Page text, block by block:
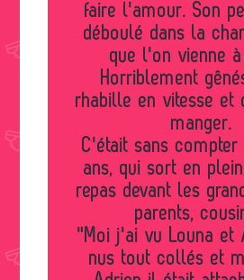
faire l'amour. Son
déboulé dans la
que l'on vienne
Horriblement
rhabille en vitesse et
manger.
C'était sans compter
ans, qui sort en
repas devant les
parents,
"Moi j'ai vu Louna et
nus tout collés et